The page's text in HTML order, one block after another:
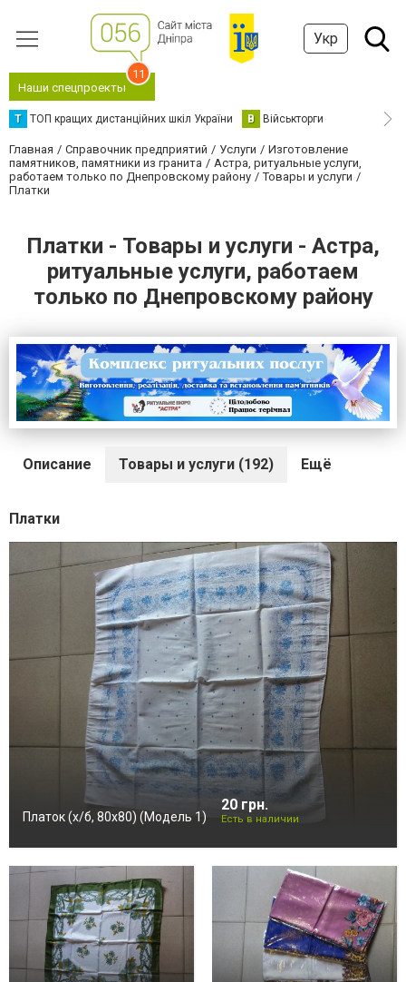
Укр
Наши спецпроекты
11
Т ТОП кращих дистанційних шкіл України В Військторги
Главная Справочник предприятий Услуги
Изготовление
памятников, памятники из гранита
Астра, ритуальные услуги,
работаем только по Днепровскому району
Товары и услуги
Платки
Платки - Товары и услуги - Астра,
ритуальные услуги, работаем
только по Днепровскому району
Описание Товары и услуги (192) Ещё
Платки
Платок (х/б, 80х80) (Модель 1)
20 грн.
Есть в наличии